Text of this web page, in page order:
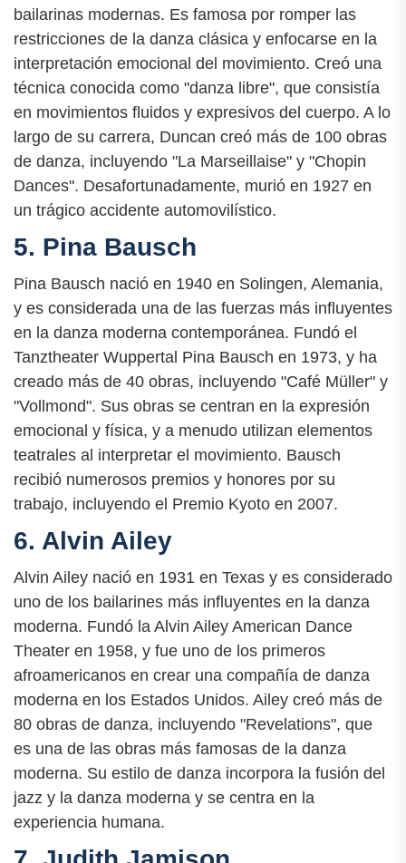
bailarinas modernas. Es famosa por romper las
restricciones de la danza clásica y enfocarse en la
interpretación emocional del movimiento. Creó una
técnica conocida como "danza libre", que consistía
en movimientos fluidos y expresivos del cuerpo. A lo
largo de su carrera, Duncan creó más de 100 obras
de danza, incluyendo "La Marseillaise" y "Chopin
Dances". Desafortunadamente, murió en 1927 en
un trágico accidente automovilístico.
5. Pina Bausch
Pina Bausch nació en 1940 en Solingen, Alemania,
y es considerada una de las fuerzas más influyentes
en la danza moderna contemporánea. Fundó el
Tanztheater Wuppertal Pina Bausch en 1973, y ha
creado más de 40 obras, incluyendo "Café Müller" y
"Vollmond". Sus obras se centran en la expresión
emocional y física, y a menudo utilizan elementos
teatrales al interpretar el movimiento. Bausch
recibió numerosos premios y honores por su
trabajo, incluyendo el Premio Kyoto en 2007.
6. Alvin Ailey
Alvin Ailey nació en 1931 en Texas y es considerado
uno de los bailarines más influyentes en la danza
moderna. Fundó la Alvin Ailey American Dance
Theater en 1958, y fue uno de los primeros
afroamericanos en crear una compañía de danza
moderna en los Estados Unidos. Ailey creó más de
80 obras de danza, incluyendo "Revelations", que
es una de las obras más famosas de la danza
moderna. Su estilo de danza incorpora la fusión del
jazz y la danza moderna y se centra en la
experiencia humana.